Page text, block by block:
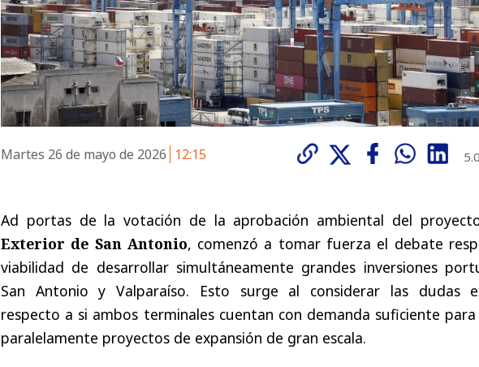
Martes 26 de mayo de 2026 12:15
Ad portas de la votación de la aprobación ambiental del
Exterior de San Antonio, comenzó a tomar fuerza el debate
viabilidad de desarrollar simultáneamente grandes inversiones
San Antonio y Valparaíso. Esto surge al considerar las dudas
respecto a si ambos terminales cuentan con demanda suficiente
paralelamente proyectos de expansión de gran escala.